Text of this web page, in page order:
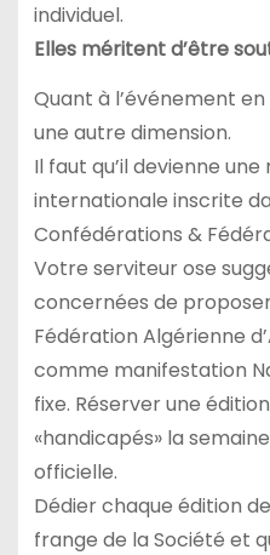
individuel.
Elles méritent d’être
Quant à l’événement en
une autre dimension.
Il faut qu’il devienne
internationale inscrite
Confédérations &
Votre serviteur ose
concernées de
Fédération Algérienne
comme manifestation
fixe. Réserver une
«handicapés» la
officielle.
Dédier chaque édition
frange de la Société et